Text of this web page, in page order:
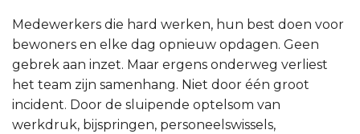
Medewerkers die hard werken, hun best doen voor
bewoners en elke dag opnieuw opdagen. Geen
gebrek aan inzet. Maar ergens onderweg verliest
het team zijn samenhang. Niet door één groot
incident. Door de sluipende optelsom van
werkdruk, bijspringen, personeelswissels,